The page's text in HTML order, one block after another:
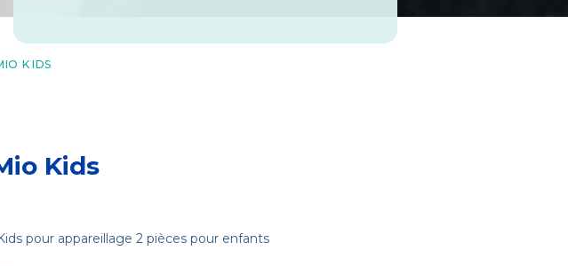
KIDS
Kids
pour appareillage 2 pièces pour enfants